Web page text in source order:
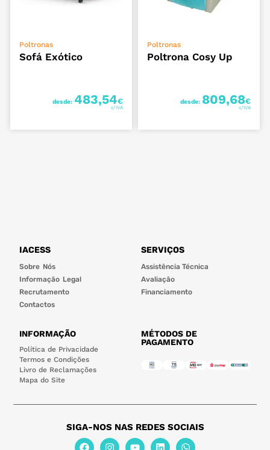
Poltronas
Sofá Exótico
desde: 483,54€
Poltronas
Poltrona Cosy Up
desde: 809,68€
IACESS
Sobre Nós
Informação Legal
Recrutamento
Contactos
SERVIÇOS
Assistência Técnica
Avaliação
Financiamento
INFORMAÇÃO
Política de Privacidade
Termos e Condições
Livro de Reclamações
Mapa do Site
MÉTODOS DE
PAGAMENTO
SIGA-NOS NAS REDES SOCIAIS